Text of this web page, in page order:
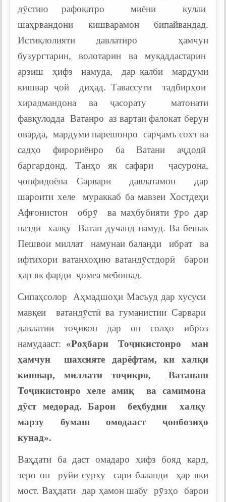
дӯстию рафоқатро миёни кулли
шаҳрвандони кишварамон бипайвандад.
Истиқлолияти давлатиро ҳамчун
бузургтарин, волотарин ва муқаддастарин
арзиш ҳифз намуда, дар қалби мардуми
кишвар ҷой диҳад. Тавассути тадбирҳои
хирадмандона ва ҷасорату матонати
фавқулодда Ватанро аз вартаи фалокат берун
оварда, мардуми парешонро сарҷамъ сохт ва
садҳо фирориёнро ба Ватани аҷдодӣ
баргардонд. Танҳо як сафари ҷасурона,
ҷонфидоёна Сарвари давлатамон дар
шароити хеле мураккаб ба мавзеи Хостдеҳи
Афғонистон обрӯ ва маҳбубияти ӯро дар
назди халқу Ватан дучанд намуд. Ва бешак
Пешвои миллат намунаи баланди ибрат ва
ифтихори ватанхоҳию ватандӯстдорӣ барои
ҳар як фарди ҷомеа мебошад.
Сипаҳсолор Аҳмадшоҳи Масъуд дар хусуси
мавқеи ватандӯстӣ ва гуманистии Сарвари
давлатии тоҷикон дар он солҳо иброз
намудааст: «Роҳбари Тоҷикистонро ман
ҳамчун шахсияте дарёфтам, ки халқи
кишвар, миллати тоҷикро, Ватанаш
Тоҷикистонро хеле амиқ ва самимона
дӯст медорад. Барои беҳбудии халқу
марзу бумаш омодааст ҷонбозиҳо
кунад».
Ваҳдати ба даст омадаро ҳифз бояд кард,
зеро он рӯйи сурху сари баланди ҳар яки
мост. Ваҳдати дар ҳамон шабу рӯзҳо барои